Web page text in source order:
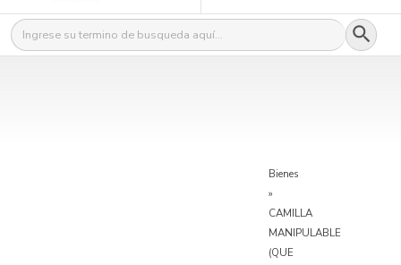
Buscar: Botón
Bienes
»
CAMILLA
MANIPULABLE
(QUE